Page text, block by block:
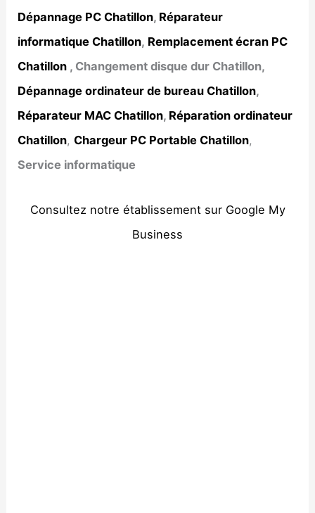
Dépannage PC Chatillon, Réparateur
informatique Chatillon, Remplacement écran PC
Chatillon , Changement disque dur Chatillon,
Dépannage ordinateur de bureau Chatillon,
Réparateur MAC Chatillon, Réparation ordinateur
Chatillon, Chargeur PC Portable Chatillon,
Service informatique
Consultez notre établissement sur Google My
Business